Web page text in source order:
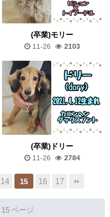
(卒業)モリー
11-26 2103
(卒業)ドリー
11-26 2784
14 15 16 17
15 ページ